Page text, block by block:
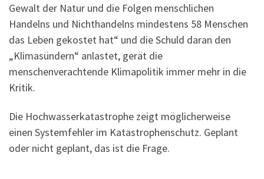
Gewalt der Natur und die Folgen menschlichen
Handelns und Nichthandelns mindestens 58 Menschen
das Leben gekostet hat“ und die Schuld daran den
„Klimasündern“ anlastet, gerät die
menschenverachtende Klimapolitik immer mehr in die
Kritik.
Die Hochwasserkatastrophe zeigt möglicherweise
einen Systemfehler im Katastrophenschutz. Geplant
oder nicht geplant, das ist die Frage.